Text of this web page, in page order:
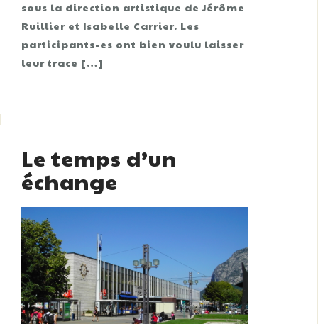
sous la direction artistique de Jérôme
Ruillier et Isabelle Carrier. Les
participants-es ont bien voulu laisser
leur trace […]
Le temps d’un
échange